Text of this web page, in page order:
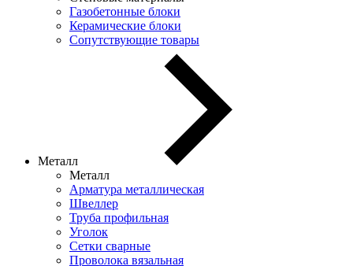
Газобетонные блоки
Керамические блоки
Сопутствующие товары
Металл
Металл
Арматура металлическая
Швеллер
Труба профильная
Уголок
Сетки сварные
Проволока вязальная